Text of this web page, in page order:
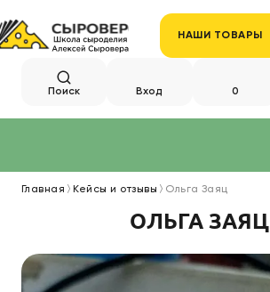
НАШИ ТОВАРЫ
Поиск Вход 0
Главная Кейсы и отзывы Ольга Заяц
ОЛЬГА ЗАЯЦ